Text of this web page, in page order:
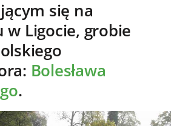
się na
w Ligocie, grobie
Bolesława
.